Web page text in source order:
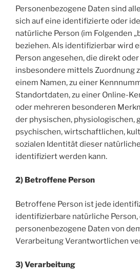
Personenbezogene Daten sind
sich auf eine identifizierte oder
natürliche Person (im Folgenden
beziehen. Als identifizierbar wird
Person angesehen, die direkt
insbesondere mittels Zuordnung
einem Namen, zu einer
Standortdaten, zu einer Online-
oder mehreren besonderen
der physischen, physiologischen,
psychischen, wirtschaftlichen,
sozialen Identität dieser
identifiziert werden kann.
2) Betroffene Person
Betroffene Person ist jede
identifizierbare natürliche Person,
personenbezogene Daten von
Verarbeitung Verantwortlichen
3) Verarbeitung